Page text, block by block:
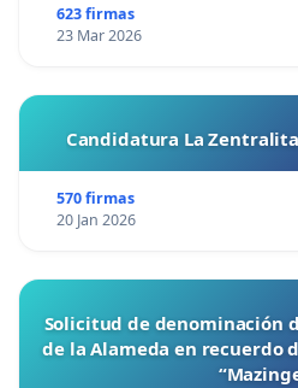
623 firmas
23 Mar 2026
Candidatura La
570 firmas
20 Jan 2026
Solicitud de denominación
de la Alameda en recuerdo